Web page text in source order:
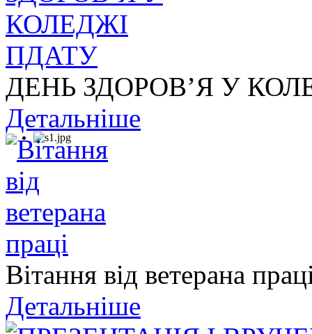
ДЕНЬ ЗДОРОВ’Я У
Детальніше
Вітання від ветерана
Детальніше